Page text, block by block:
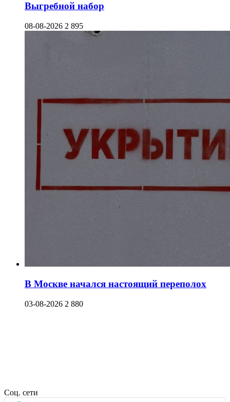
Выгребной набор
08-08-2026 2 895
В Москве начался настоящий переполох
03-08-2026 2 880
Соц. сети